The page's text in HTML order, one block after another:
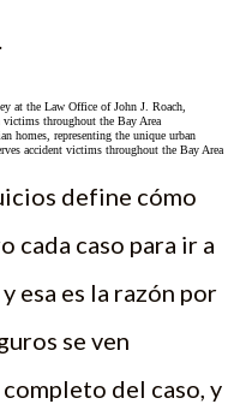
define cómo
cada caso para ir a
esa es la razón por
se ven
del caso, y